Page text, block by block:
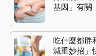
基因」有關
吃什麼都胖
減重妙招」